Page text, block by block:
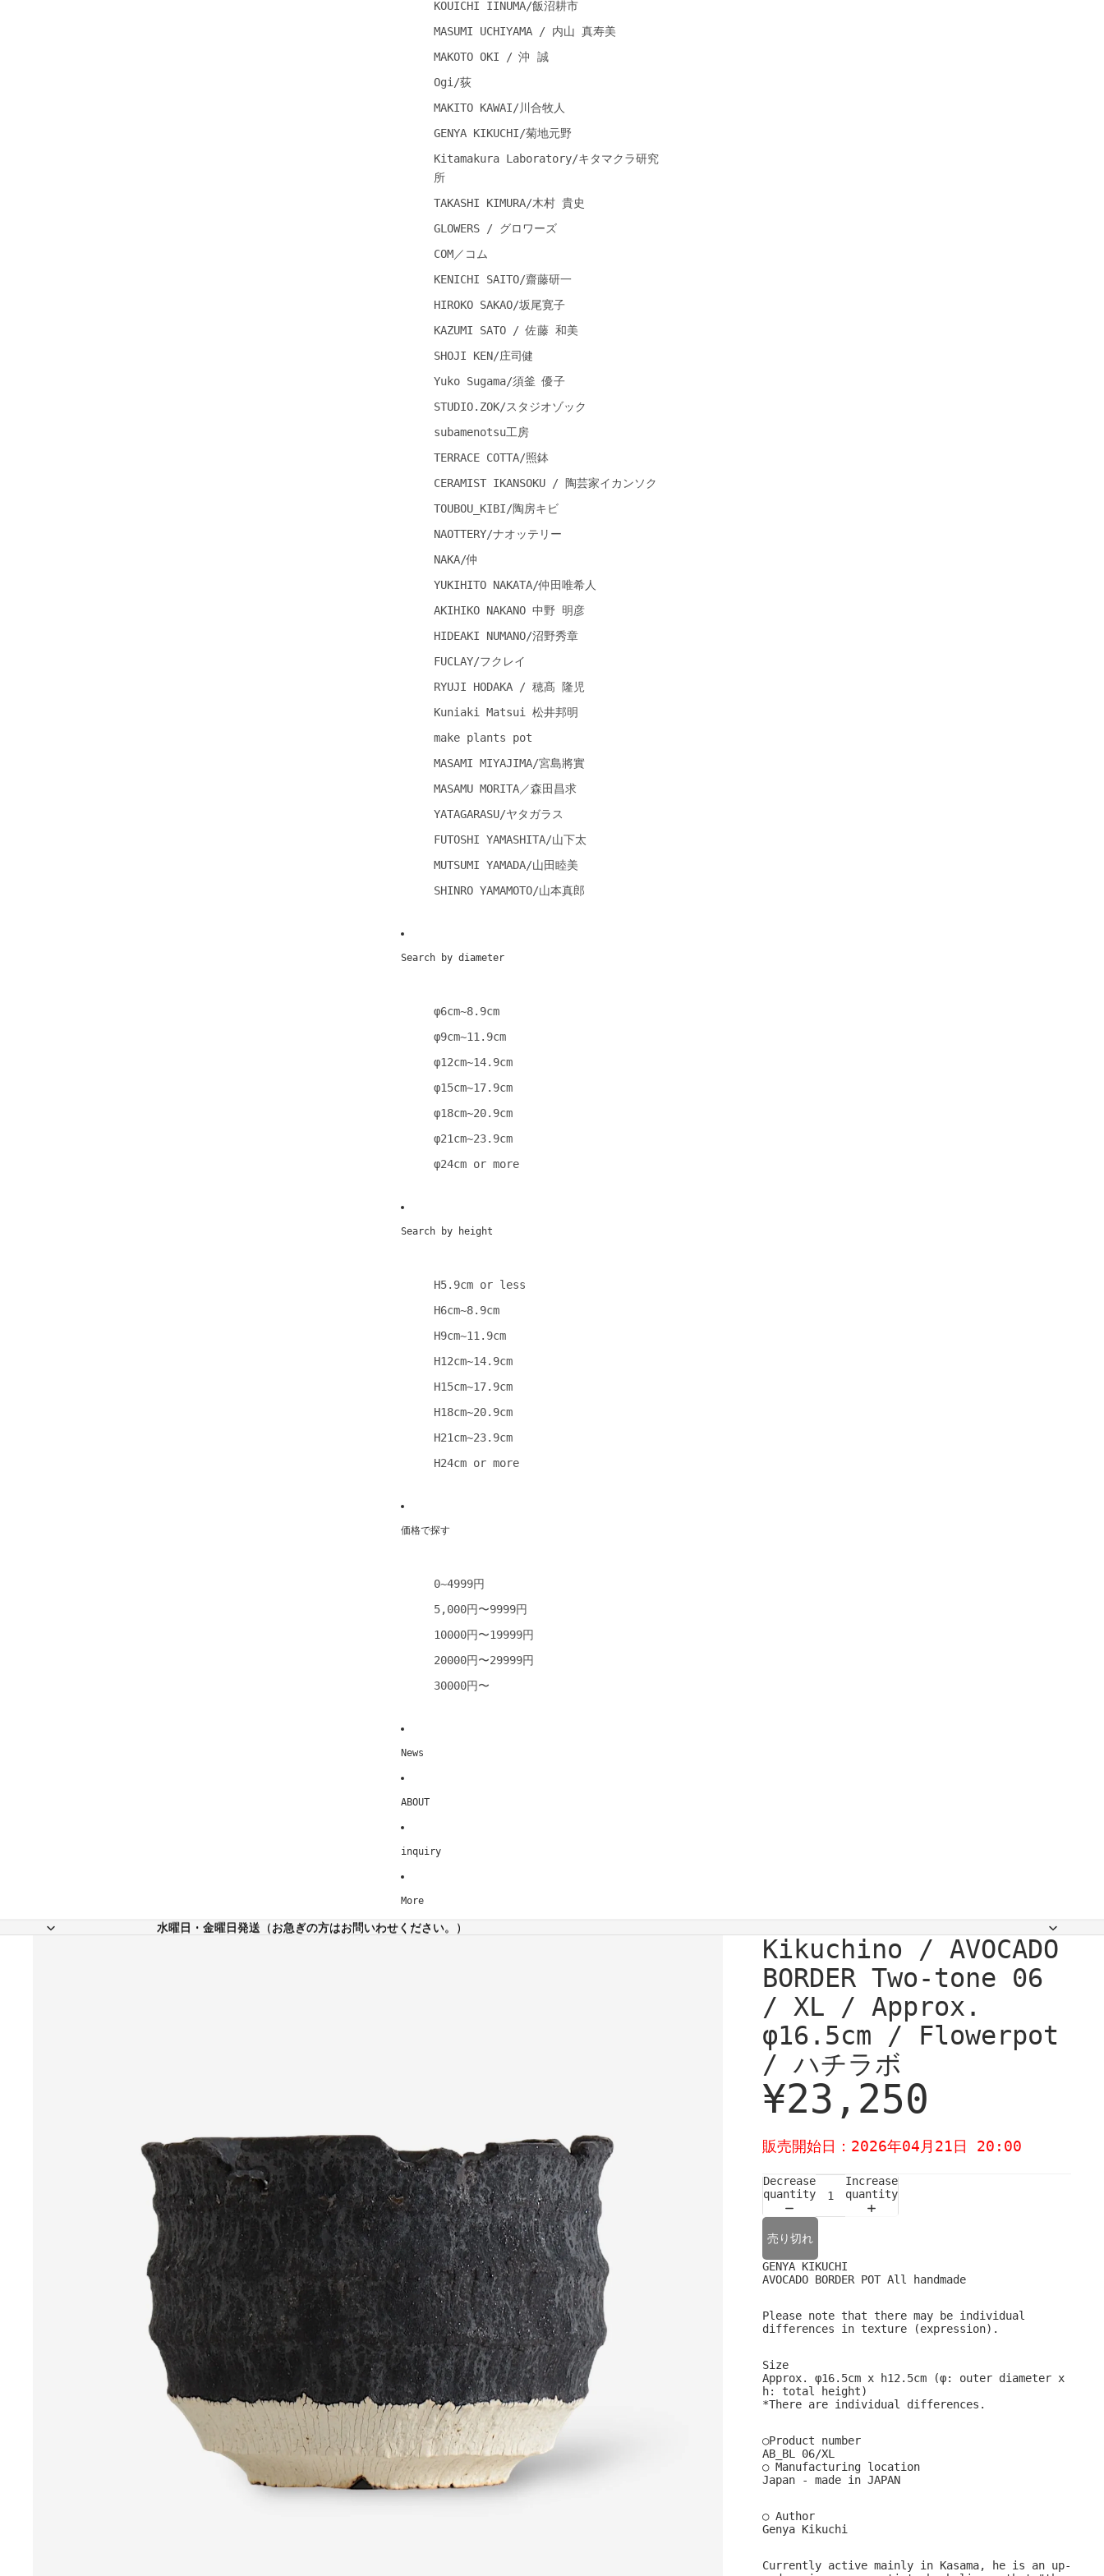
KOUICHI IINUMA/飯沼耕市
MASUMI UCHIYAMA / 内山 真寿美
MAKOTO OKI / 沖 誠
Ogi/荻
MAKITO KAWAI/川合牧人
GENYA KIKUCHI/菊地元野
Kitamakura Laboratory/キタマクラ研究
所
TAKASHI KIMURA/木村 貴史
GLOWERS / グロワーズ
COM／コム
KENICHI SAITO/齋藤研一
HIROKO SAKAO/坂尾寛子
KAZUMI SATO / 佐藤 和美
SHOJI KEN/庄司健
Yuko Sugama/須釜 優子
STUDIO.ZOK/スタジオゾック
subamenotsu工房
TERRACE COTTA/照鉢
CERAMIST IKANSOKU / 陶芸家イカンソク
TOUBOU_KIBI/陶房キビ
NAOTTERY/ナオッテリー
NAKA/仲
YUKIHITO NAKATA/仲田唯希人
AKIHIKO NAKANO 中野 明彦
HIDEAKI NUMANO/沼野秀章
FUCLAY/フクレイ
RYUJI HODAKA / 穂髙 隆児
Kuniaki Matsui 松井邦明
make plants pot
MASAMI MIYAJIMA/宮島將實
MASAMU MORITA／森田昌求
YATAGARASU/ヤタガラス
FUTOSHI YAMASHITA/山下太
MUTSUMI YAMADA/山田睦美
SHINRO YAMAMOTO/山本真郎
Search by diameter
φ6cm~8.9cm
φ9cm~11.9cm
φ12cm~14.9cm
φ15cm~17.9cm
φ18cm~20.9cm
φ21cm~23.9cm
φ24cm or more
Search by height
H5.9cm or less
H6cm~8.9cm
H9cm~11.9cm
H12cm~14.9cm
H15cm~17.9cm
H18cm~20.9cm
H21cm~23.9cm
H24cm or more
価格で探す
0~4999円
5,000円〜9999円
10000円〜19999円
20000円〜29999円
30000円〜
News
ABOUT
inquiry
More
水曜日・金曜日発送（お急ぎの方はお問いわせください。）
水曜日・金曜日発送（お急ぎの方はお問いわせください。）
Kikuchino / AVOCADO
BORDER Two-tone 06
/ XL / Approx.
φ16.5cm / Flowerpot
/ ハチラボ
¥23,250
販売開始日：2026年04月21日 20:00
Decrease
quantity
Increase
quantity
売り切れ
GENYA KIKUCHI
AVOCADO BORDER POT All handmade
Please note that there may be individual
differences in texture (expression).
Size
Approx. φ16.5cm x h12.5cm (φ: outer diameter x
h: total height)
*There are individual differences.
○Product number
AB_BL 06/XL
○ Manufacturing location
Japan - made in JAPAN
○ Author
Genya Kikuchi
Currently active mainly in Kasama, he is an up-